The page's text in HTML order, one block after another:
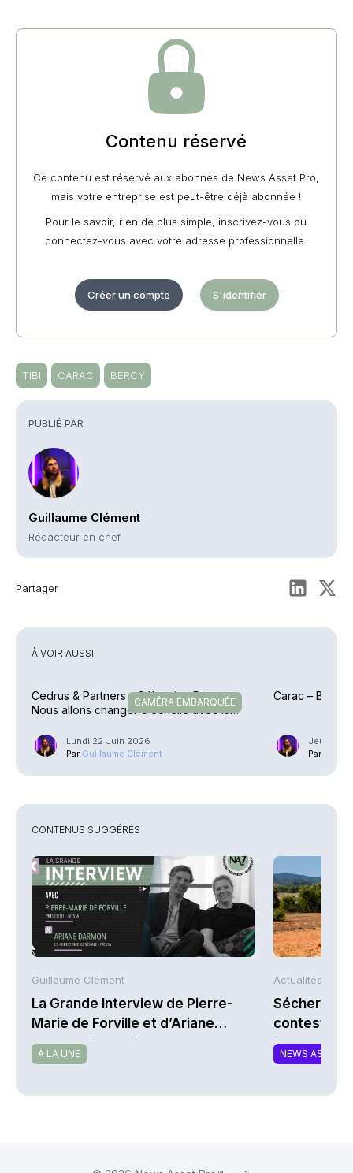
PUBLIÉ PAR
Guillaume Clément
Rédacteur en chef
Partager
Contenu réservé
Ce contenu est réservé aux abonnés de News Asset Pro,
mais votre entreprise est peut-être déjà abonnée !
Pour le savoir, rien de plus simple, inscrivez-vous ou
connectez-vous avec votre adresse professionnelle.
Créer un compte S'identifier
TIBI CARAC BERCY
À VOIR AUSSI
CAMÉRA EMBARQUÉE
Cedrus & Partners – Sébastien Roca : «
Nous allons changer d’échelle avec la
Lundi 22 Juin 2026
Par Guillaume Clément
Carac –
Jeudi 28
Par
CONTENUS SUGGÉRÉS
Guillaume Clément
La Grande Interview de Pierre-
Marie de Forville et d’Ariane
Darmon (Ivesta)
À LA UNE
Actualités AFP
contestent
NEWS